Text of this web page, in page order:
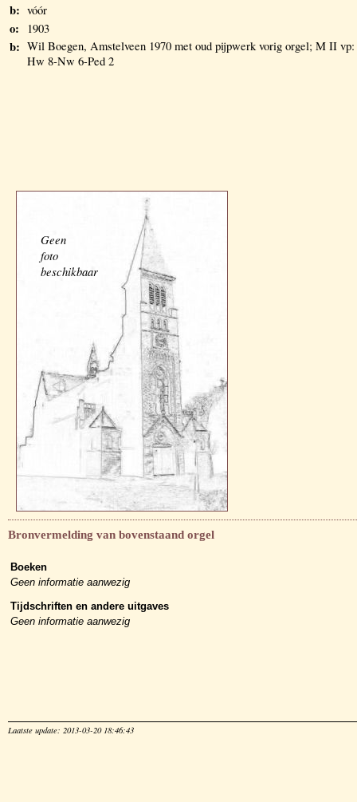
b: vóór
o: 1903
b: Wil Boegen, Amstelveen 1970 met oud pijpwerk vorig orgel; M II vp:
Hw 8-Nw 6-Ped 2
Geen
foto
beschikbaar
Bronvermelding van bovenstaand orgel
Boeken
Geen informatie aanwezig
Tijdschriften en andere uitgaves
Geen informatie aanwezig
Laatste update: 2013-03-20 18:46:43